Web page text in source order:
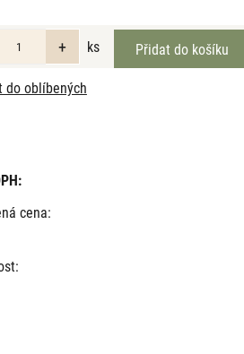
ks
oblíbených
cena: